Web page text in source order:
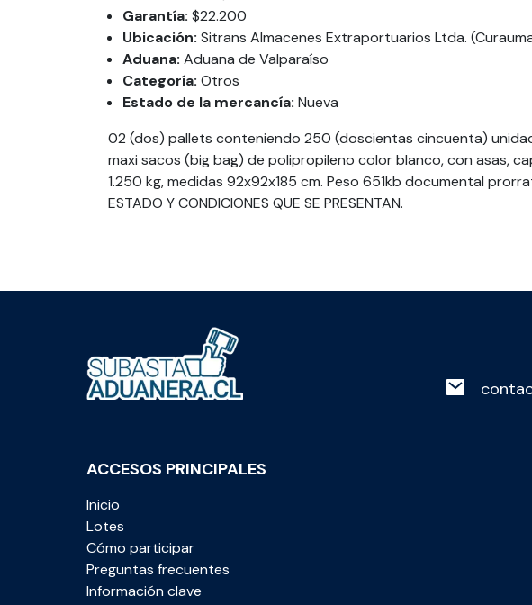
Garantía: $22.200
Ubicación: Sitrans Almacenes Extraportuarios Ltda.
Aduana: Aduana de Valparaíso
Categoría: Otros
Estado de la mercancía: Nueva
02 (dos) pallets conteniendo 250 (doscientas cincuenta)
maxi sacos (big bag) de polipropileno color blanco, con asas,
1.250 kg, medidas 92x92x185 cm. Peso 651kb documental
ESTADO Y CONDICIONES QUE SE PRESENTAN.
ACCESOS PRINCIPALES
Inicio
Lotes
Cómo participar
Preguntas frecuentes
Información clave